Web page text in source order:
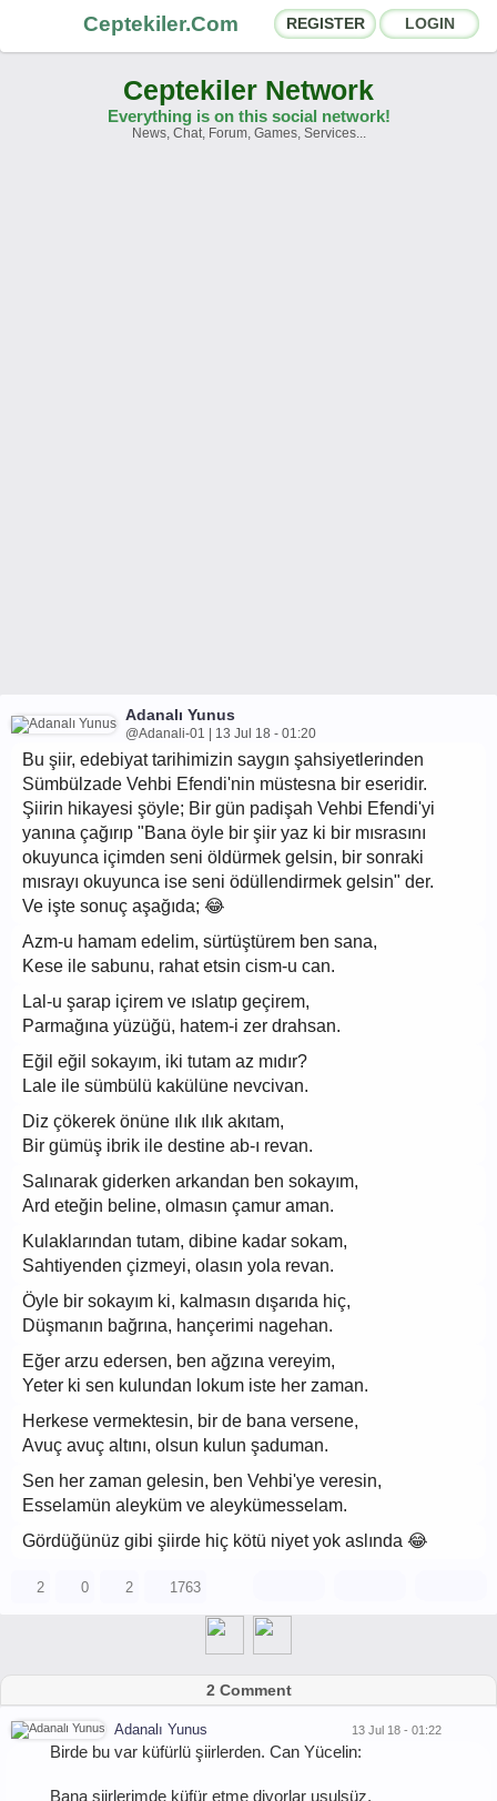
Ceptekiler.Com REGISTER LOGIN
Ceptekiler Network
Everything is on this social network!
News, Chat, Forum, Games, Services...
Adanalı Yunus
@Adanali-01 | 13 Jul 18 - 01:20
Bu şiir, edebiyat tarihimizin saygın şahsiyetlerinden
Sümbülzade Vehbi Efendi'nin müstesna bir eseridir.
Şiirin hikayesi şöyle; Bir gün padişah Vehbi Efendi'yi
yanına çağırıp "Bana öyle bir şiir yaz ki bir mısrasını
okuyunca içimden seni öldürmek gelsin, bir sonraki
mısrayı okuyunca ise seni ödüllendirmek gelsin" der.
Ve işte sonuç aşağıda; 😂
Azm-u hamam edelim, sürtüştürem ben sana,
Kese ile sabunu, rahat etsin cism-u can.
Lal-u şarap içirem ve ıslatıp geçirem,
Parmağına yüzüğü, hatem-i zer drahsan.
Eğil eğil sokayım, iki tutam az mıdır?
Lale ile sümbülü kakülüne nevcivan.
Diz çökerek önüne ılık ılık akıtam,
Bir gümüş ibrik ile destine ab-ı revan.
Salınarak giderken arkandan ben sokayım,
Ard eteğin beline, olmasın çamur aman.
Kulaklarından tutam, dibine kadar sokam,
Sahtiyenden çizmeyi, olasın yola revan.
Öyle bir sokayım ki, kalmasın dışarıda hiç,
Düşmanın bağrına, hançerimi nagehan.
Eğer arzu edersen, ben ağzına vereyim,
Yeter ki sen kulundan lokum iste her zaman.
Herkese vermektesin, bir de bana versene,
Avuç avuç altını, olsun kulun şaduman.
Sen her zaman gelesin, ben Vehbi'ye veresin,
Esselamün aleyküm ve aleykümesselam.
Gördüğünüz gibi şiirde hiç kötü niyet yok aslında 😂
2 0 2 1763
2 Comment
Adanalı Yunus 13 Jul 18 - 01:22
Birde bu var küfürlü şiirlerden. Can Yücelin:
Bana şiirlerimde küfür etme diyorlar usulsüz,